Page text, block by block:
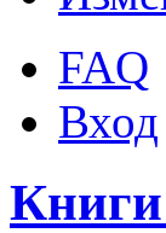
FAQ
Вход